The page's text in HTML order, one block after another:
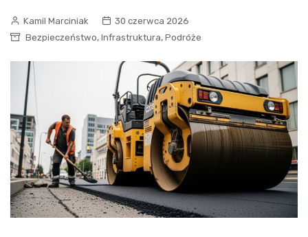
Kamil Marciniak
30 czerwca 2026
Bezpieczeństwo, Infrastruktura, Podróże